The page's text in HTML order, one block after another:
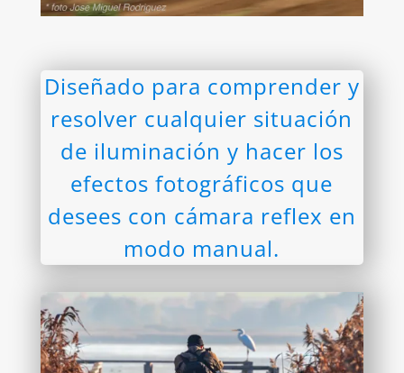
Diseñado para comprender y
resolver cualquier situación
de iluminación y hacer los
efectos fotográficos que
desees con cámara reflex en
modo manual.